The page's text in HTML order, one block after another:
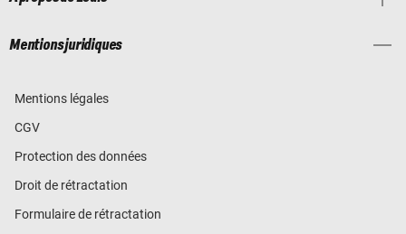
Mentions juridiques
Mentions légales
CGV
Protection des données
Droit de rétractation
Formulaire de rétractation